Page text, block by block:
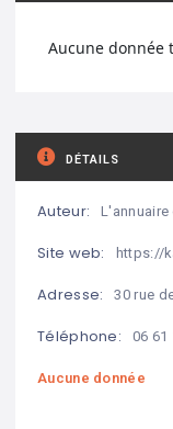
Aucune donnée
DÉTAILS
Auteur: L'annuaire
Site web: https://
Adresse: 30 rue
Téléphone: 06 61
Aucune donnée